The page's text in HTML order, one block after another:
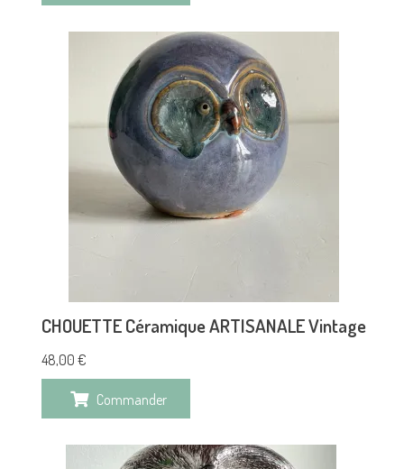
CHOUETTE Céramique ARTISANALE Vintage
48,00 €
Commander